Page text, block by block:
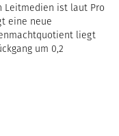
Leitmedien ist laut Pro
eine neue
liegt
um 0,2